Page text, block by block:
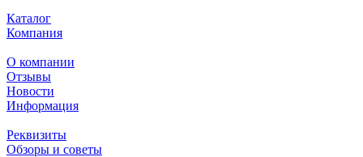
Каталог
Компания
О компании
Отзывы
Новости
Информация
Реквизиты
Обзоры и советы